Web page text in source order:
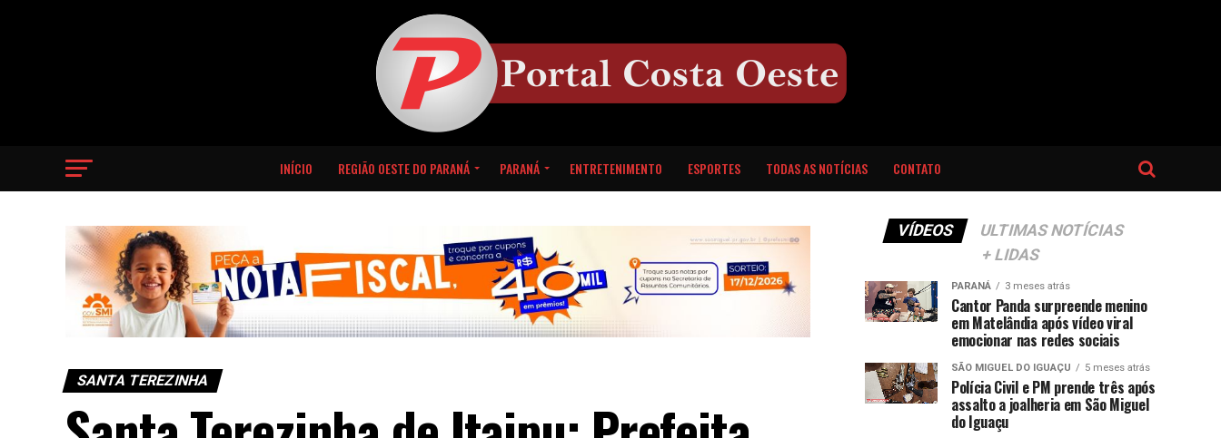
INÍCIO REGIÃO OESTE DO PARANÁ PARANÁ ENTRETENIMENTO ESPORTES TODAS AS NOTÍCIAS CONTATO
SANTA TEREZINHA
VÍDEOS
ULTIMAS NOTÍCIAS
+ LIDAS
PARANÁ 3 meses atrás
Cantor Panda surpreende menino
em Matelândia após vídeo viral
emocionar nas redes sociais
SÃO MIGUEL DO IGUAÇU 5 meses atrás
Polícia Civil e PM prende três após
assalto a joalheria em São Miguel
do Iguaçu